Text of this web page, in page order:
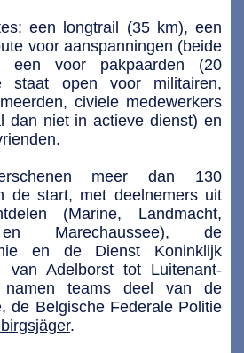
een longtrail (35 km), een
voor aanspanningen (beide
een voor pakpaarden (20
staat open voor militairen,
civiele medewerkers
dan niet in actieve dienst) en
meer dan 130
de start, met deelnemers uit
(Marine, Landmacht,
Marechaussee), de
en de Dienst Koninklijk
van Adelborst tot Luitenant-
namen teams deel van de
de Belgische Federale Politie
.